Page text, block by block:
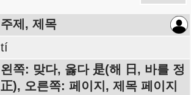
주제, 제목
tí
왼쪽: 맞다, 옳다 是(해 日, 바를 정
正), 오른쪽: 페이지, 제목 페이지